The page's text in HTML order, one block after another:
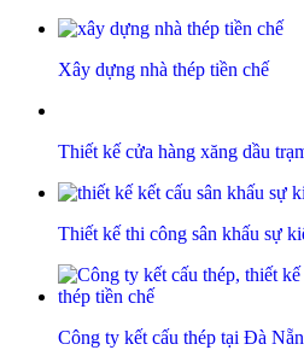
Xây dựng nhà thép tiền chế
Thiết kế cửa hàng xăng dầu
Thiết kế thi công sân khấu sự
Công ty kết cấu thép tại Đà